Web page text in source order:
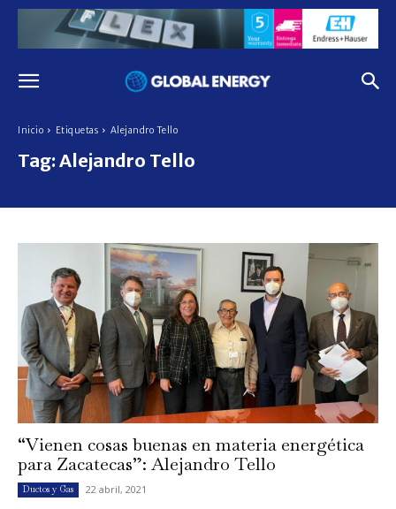
Inicio Etiquetas Alejandro Tello
Tag: Alejandro Tello
“Vienen cosas buenas en materia energética
para Zacatecas”: Alejandro Tello
Ductos y Gas 22 abril, 2021